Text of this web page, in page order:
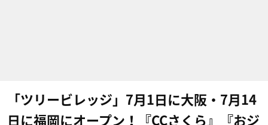
「ツリービレッジ」7月1日に大阪・7月14
日に福岡にオープン！『CCさくら』『おジ